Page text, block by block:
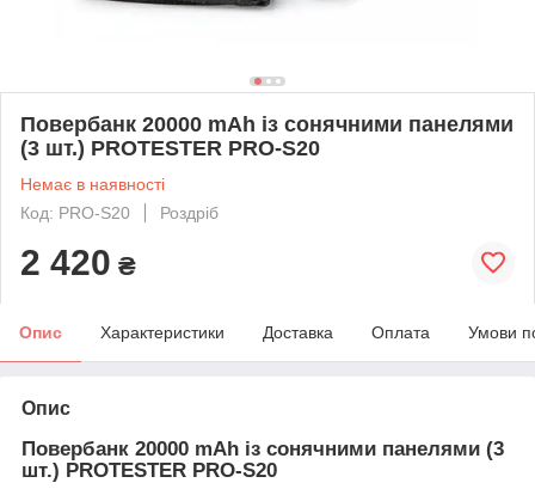
Пoвeрбaнк 20000 mAh із сонячними панелями
(3 шт.) PROTESTER PRO-S20
Немає в наявності
Код: PRO-S20
Роздріб
2 420 ₴
Опис Характеристики Доставка Оплата Умови
Опис
Пoвeрбaнк 20000 mAh із сонячними панелями (3
шт.) PROTESTER PRO-S20